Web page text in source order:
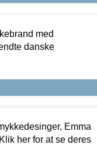
med
danske
Emma
her for at se deres